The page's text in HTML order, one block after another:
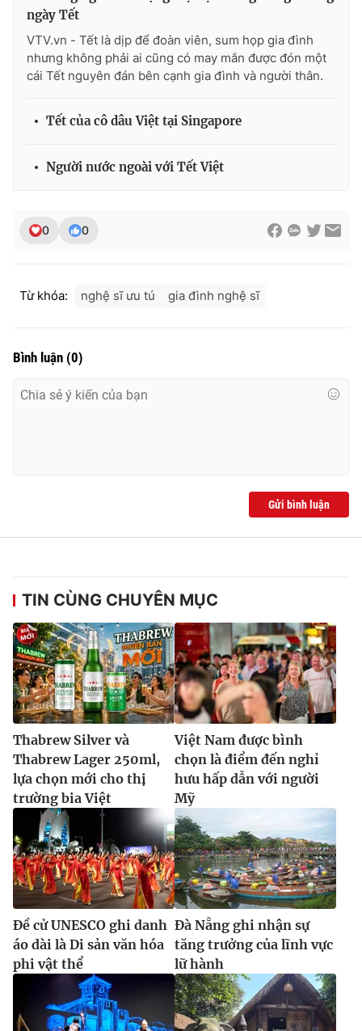
THỜI BÁO VTV
Cơ quan báo chí:
Giấy phép hoạt động báo in và báo điện tử số 483/GP-BTTTT
Email: toasoan@vtv.vn
® Cấm sao chép dưới mọi hình thức nếu không có sự chấp
thuận bằng văn bản. Ghi rõ nguồn VTV.vn khi phát hành lại
thông tin từ website này.
ngày Tết
VTV.vn - Tết là dịp để đoàn viên, sum họp gia đình
nhưng không phải ai cũng có may mắn được đón một
cái Tết nguyên đán bên cạnh gia đình và người thân.
Tết của cô dâu Việt tại Singapore
Người nước ngoài với Tết Việt
0 0
Từ khóa: nghệ sĩ ưu tú gia đình nghệ sĩ
Bình luận (0)
Gửi bình luận
TIN CÙNG CHUYÊN MỤC
Thabrew Silver và
Thabrew Lager 250ml,
lựa chọn mới cho thị
trường bia Việt
Việt Nam được bình
chọn là điểm đến nghỉ
hưu hấp dẫn với người
Mỹ
Đề cử UNESCO ghi danh
áo dài là Di sản văn hóa
phi vật thể
Đà Nẵng ghi nhận sự
tăng trưởng của lĩnh vực
lữ hành